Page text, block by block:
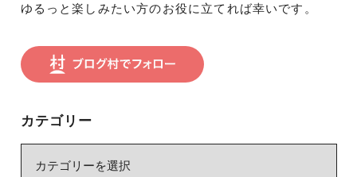
ゆるっと楽しみたい方のお役に立てれば幸いです。
カテゴリー